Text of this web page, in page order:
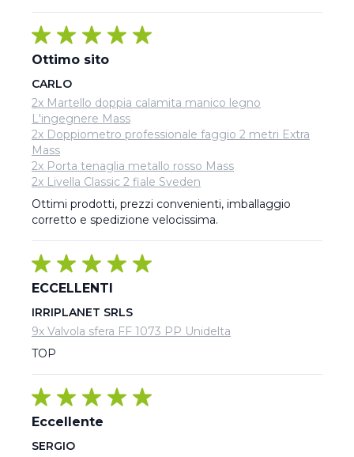
Ottimo sito
CARLO
2x Martello doppia calamita manico legno
L'ingegnere Mass
2x Doppiometro professionale faggio 2 metri Extra
Mass
2x Porta tenaglia metallo rosso Mass
2x Livella Classic 2 fiale Sveden
Ottimi prodotti, prezzi convenienti, imballaggio
corretto e spedizione velocissima.
ECCELLENTI
IRRIPLANET SRLS
9x Valvola sfera FF 1073 PP Unidelta
TOP
Eccellente
SERGIO